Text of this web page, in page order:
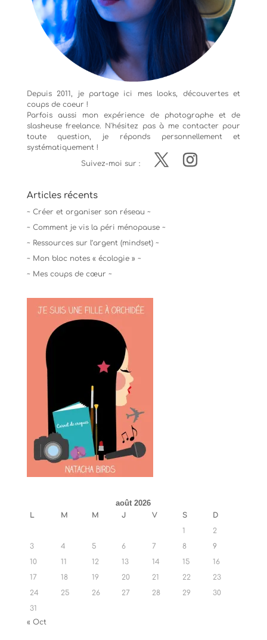
Depuis 2011, je partage ici mes looks, découvertes et
coups de coeur !
Parfois aussi mon expérience de photographeet de
slasheuse freelance. N'hésitez pas à me contacter pour
toute question, je réponds personnellement et
systématiquement !
Suivez-moi sur :
Articles récents
~ Créer et organiser son réseau ~
~ Comment je vis la péri ménopause ~
~ Ressources sur l’argent (mindset) ~
~ Mon bloc notes « écologie » ~
~ Mes coups de cœur ~
août 2026
L M M J V S
D
1
2
3
4 5 6 7 8
9
10
11 12 13 14 15
16
17
18 19 20 21 22
23
24
25 26 27 28 29
30
31
« Oct